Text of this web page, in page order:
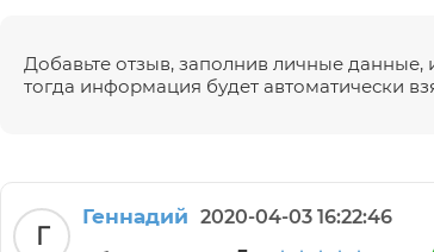
Добавьте отзыв, заполнив личные данные,
тогда информация будет автоматически
Г
Геннадий 2020-04-03 16:22:46